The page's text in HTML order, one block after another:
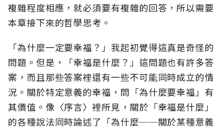
複雜程度相應，就必須要有複雜的回答，所以需要
本章接下來的哲學思考。
「為什麼一定要幸福？」我起初覺得這真是奇怪的
問題。但是，「幸福是什麼？」這問題也有許多答
案，而且那些答案裡還有一些不可能同時成立的情
況。關於特定意義的幸福，問「為什麼要幸福」有
其價值。像〈序言〉裡所見，關於「幸福是什麼」
的各種說法同時論述了「為什麼──關於某種意義